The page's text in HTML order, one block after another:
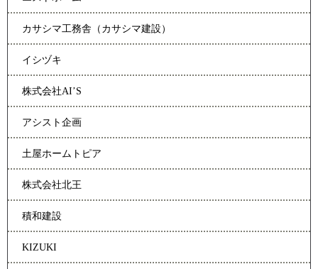
カサシマ工務舎（カサシマ建設）
イシヅキ
株式会社AI’S
アシスト企画
土屋ホームトピア
株式会社北王
積和建設
KIZUKI